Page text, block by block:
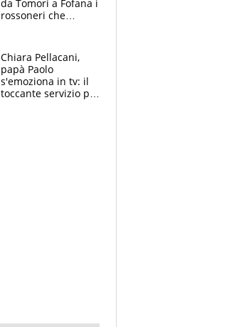
da Tomori a Fofana i
rossoneri che
Chiara Pellacani,
papà Paolo
s'emoziona in tv: il
toccante servizio per